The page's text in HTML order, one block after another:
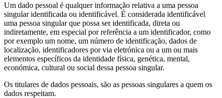
Um dado pessoal é qualquer informação relativa a uma pessoa
singular identificada ou identificável. É considerada identificável
uma pessoa singular que possa ser identificada, direta ou
indiretamente, em especial por referência a um identificador, como
por exemplo um nome, um número de identificação, dados de
localização, identificadores por via eletrónica ou a um ou mais
elementos específicos da identidade física, genética, mental,
económica, cultural ou social dessa pessoa singular.
Os titulares de dados pessoais, são as pessoas singulares a quem os
dados respeitam.